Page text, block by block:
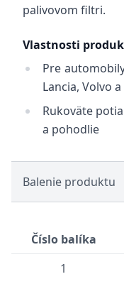
palivovom filtri.
Vlastnosti
Pre
Lancia, Volvo
Rukoväte
a pohodlie
Balenie produktu
Číslo balíka
1